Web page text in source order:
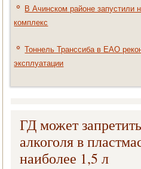
В Ачинском районе запустили
комплекс
Тоннель Транссиба в ЕАО
эксплуатации
ГД может
алкоголя в
наиболее 1,5 л